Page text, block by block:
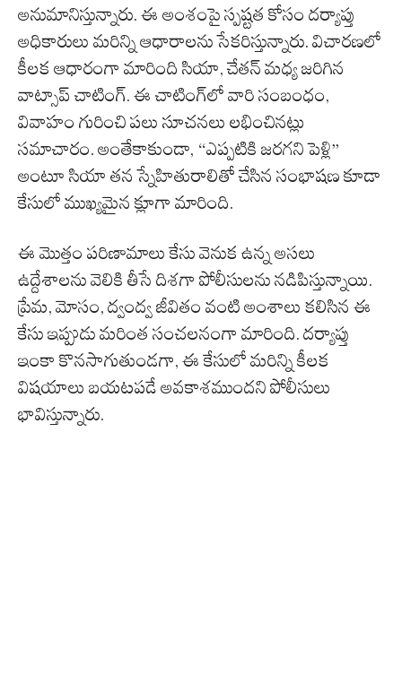
అనుమానిస్తున్నారు. ఈ అంశంపై స్పష్టత కోసం దర్యాప్తు
అధికారులు మరిన్ని ఆధారాలను సేకరిస్తున్నారు. విచారణలో
కీలక ఆధారంగా మారింది సియా, చేతన్ మధ్య జరిగిన
వాట్సాప్ చాటింగ్. ఈ చాటింగ్‌లో వారి సంబంధం,
వివాహం గురించి పలు సూచనలు లభించినట్లు
సమాచారం. అంతేకాకుండా, “ఎప్పటికి జరగని పెళ్లి”
అంటూ సియా తన స్నేహితురాలితో చేసిన సంభాషణ కూడా
కేసులో ముఖ్యమైన క్లూగా మారింది.
ఈ మొత్తం పరిణామాలు కేసు వెనుక ఉన్న అసలు
ఉద్దేశాలను వెలికి తీసే దిశగా పోలీసులను నడిపిస్తున్నాయి.
ప్రేమ, మోసం, ద్వంద్వ జీవితం వంటి అంశాలు కలిసిన ఈ
కేసు ఇప్పుడు మరింత సంచలనంగా మారింది. దర్యాప్తు
ఇంకా కొనసాగుతుండగా, ఈ కేసులో మరిన్ని కీలక
విషయాలు బయటపడే అవకాశముందని పోలీసులు
భావిస్తున్నారు.